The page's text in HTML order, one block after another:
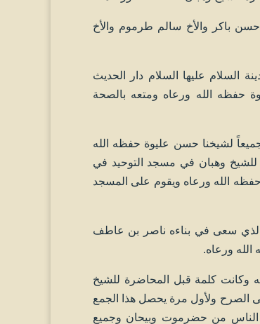
حسن باكر والأخ سالم طرموم والأخ
الثلاثاء ٢٣ من ذي القعدة في مدينة السلام عليها السلام دار الحديث
حفظه الله ورعاه ومتعه بالصحة
لشيخنا حسن عليوة حفظه الله
للشيخ وهبان في مسجد التوحيد في
الله ورعاه ويقوم على المسجد
سعى في بناءه ناصر بن عاطف
الله ورعاه.
وكانت كلمة قبل المحاضرة للشيخ
الصرح ولأول مرة يحصل هذا الجمع
الناس من حضرموت وبيحان وجميع